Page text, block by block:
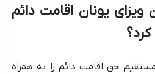
ویزای یونان اقامت دائم
حق اقامت دائم را به همراه